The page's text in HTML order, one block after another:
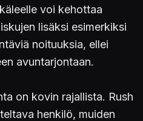
voi kehottaa
lisäksi esimerkiksi
noituuksia, ellei
avuntarjontaan.
on kovin rajallista. Rush
henkilö, muiden